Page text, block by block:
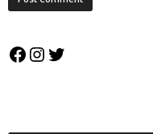
Facebook
Instagram
Twitter